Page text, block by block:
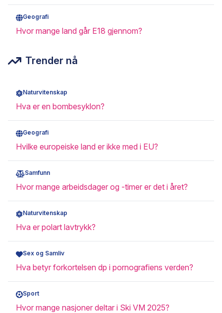
Geografi
Hvor mange land går E18 gjennom?
Trender nå
Naturvitenskap
Hva er en bombesyklon?
Geografi
Hvilke europeiske land er ikke med i EU?
Samfunn
Hvor mange arbeidsdager og -timer er det i året?
Naturvitenskap
Hva er polart lavtrykk?
Sex og Samliv
Hva betyr forkortelsen dp i pornografiens verden?
Sport
Hvor mange nasjoner deltar i Ski VM 2025?